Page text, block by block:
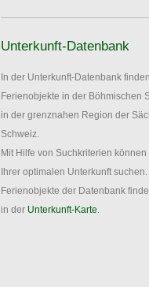
Unterkunft-Datenbank
In der Unterkunft-Datenbank
Ferienobjekte in der Böhmischen
in der grenznahen Region der
Schweiz.
Mit Hilfe von Suchkriterien können
Ihrer optimalen Unterkunft suchen.
Ferienobjekte der Datenbank
in der Unterkunft-Karte.